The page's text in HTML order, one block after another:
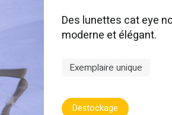
Des lunettes cat eye
moderne et élégant.
Exemplaire unique
Destockage